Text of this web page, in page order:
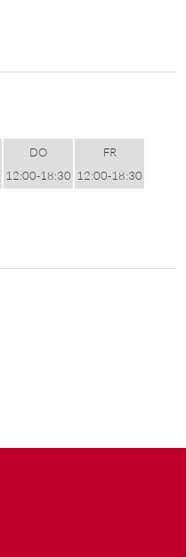
DO
12:00-18:30
FR
12:00-18:30